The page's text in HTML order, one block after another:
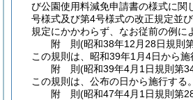
び公園使用料減免申請書の様式に関
号様式及び第4号様式の改正規定並
規定にかかわらず、なお従前の例に
附 則(昭和38年12月28日規則
この規則は、昭和39年1月4日から施
附 則(昭和39年4月1日規則第
この規則は、公布の日から施行する。
附 則(昭和47年4月1日規則第